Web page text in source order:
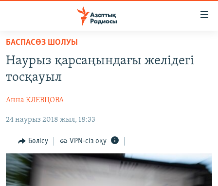
Skip
main
content
to
Navigation
Search
САЯСАТ
AZATTYQTV
ҚАҢТАР ОҚИҒАСЫ
АДАМ ҚҰҚЫҚТАРЫ
ӘЛЕУМЕТ
ӘЛЕМ
АРНАЙЫ ЖОБАЛАР
БАСПАСӨЗ ШОЛУЫ
Наурыз қарсаңындағы желідегі
тосқауыл
Анна КЛЕВЦОВА
24 наурыз 2018 жыл, 18:33
Бөлісу VPN-сіз оқу